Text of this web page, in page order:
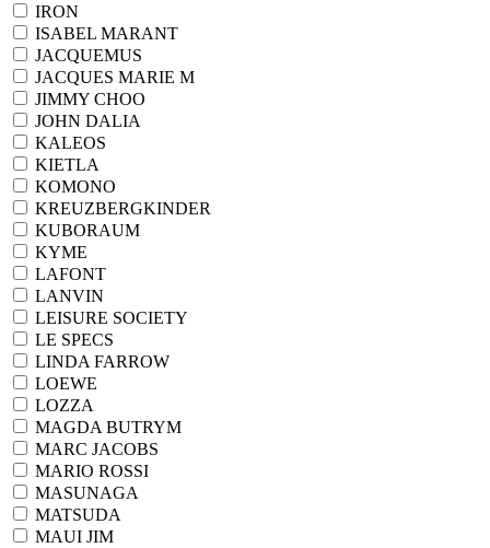
IRON
ISABEL MARANT
JACQUEMUS
JACQUES MARIE M
JIMMY CHOO
JOHN DALIA
KALEOS
KIETLA
KOMONO
KREUZBERGKINDER
KUBORAUM
KYME
LAFONT
LANVIN
LEISURE SOCIETY
LE SPECS
LINDA FARROW
LOEWE
LOZZA
MAGDA BUTRYM
MARC JACOBS
MARIO ROSSI
MASUNAGA
MATSUDA
MAUI JIM